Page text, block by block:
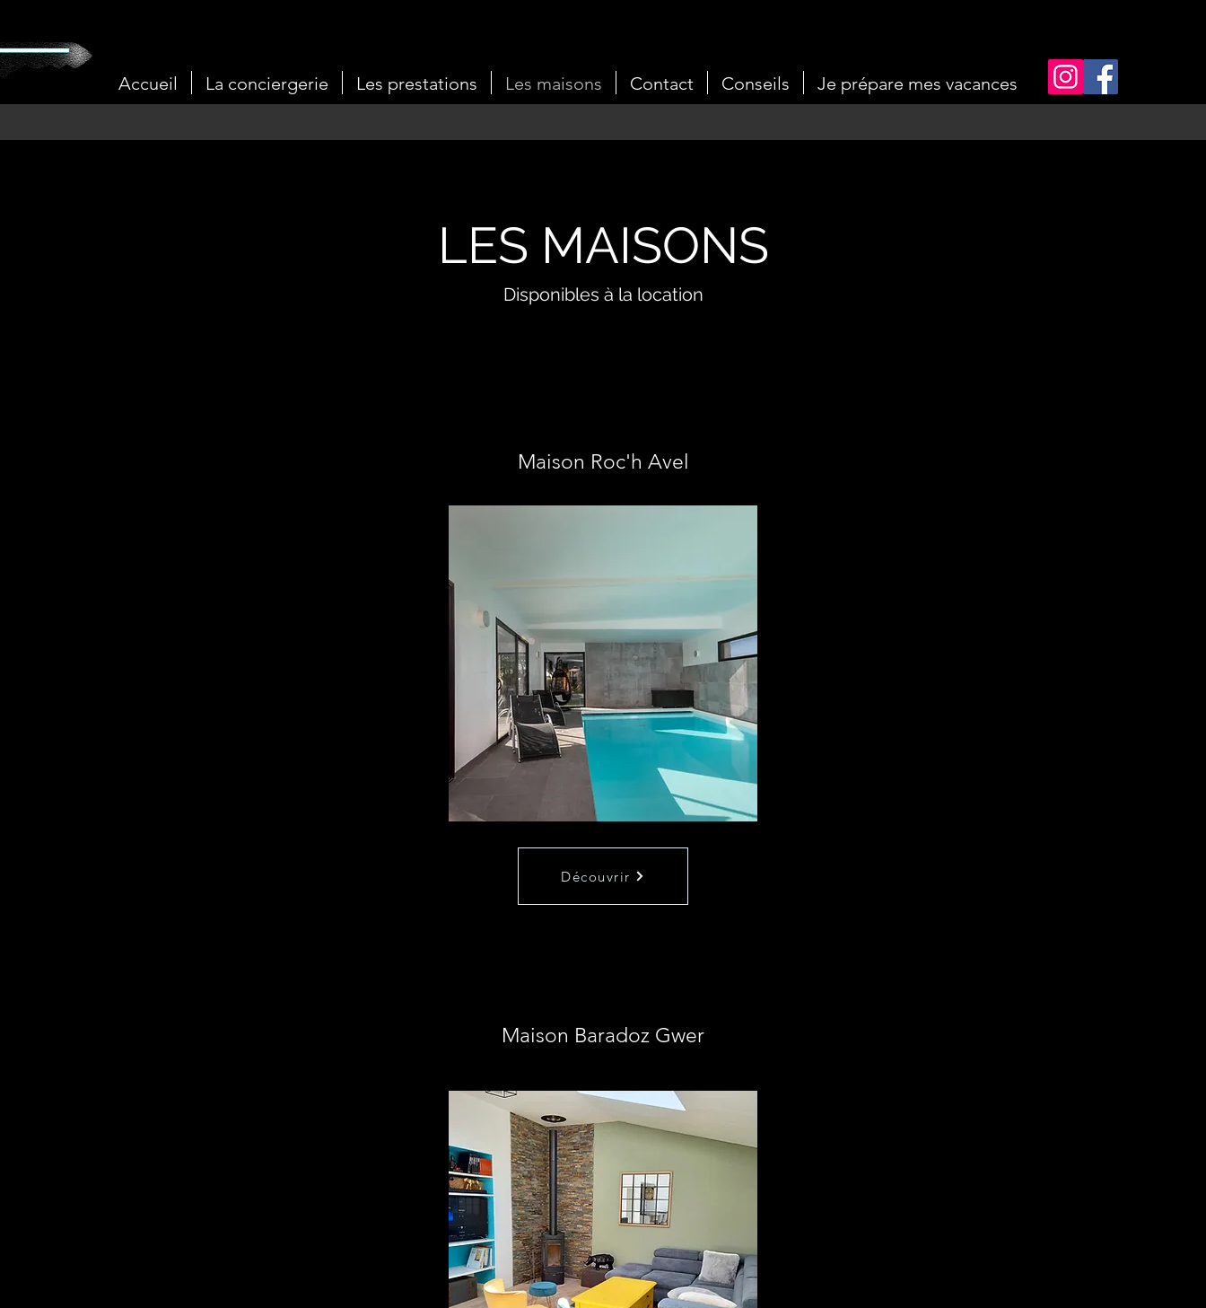
Accueil La conciergerie Les prestations Les maisons Contact Conseils Je prépare mes vacances
LES MAISONS
Disponibles à la location
Découvrir
Maison Roc'h Avel
Maison Baradoz Gwer